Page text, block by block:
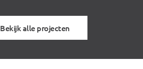
Bekijk alle projecten